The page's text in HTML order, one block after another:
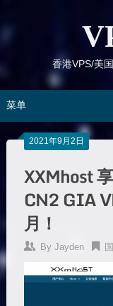
香港VPS/美
菜单
2021年9月2日
XXMhost
CN2 GIA
月！
By Jayden